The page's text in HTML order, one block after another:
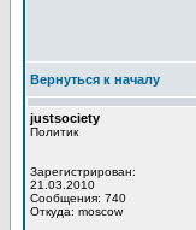
Вернуться к началу
justsociety
Политик
Зарегистрирован:
21.03.2010
Сообщения: 740
Откуда: moscow